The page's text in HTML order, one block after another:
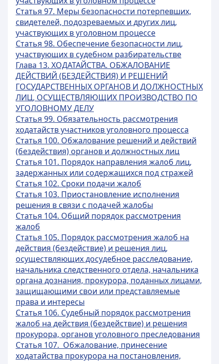
Статья 97. Меры безопасности потерпевших,
свидетелей, подозреваемых и других лиц,
участвующих в уголовном процессе
Статья 98. Обеспечение безопасности лиц,
участвующих в судебном разбирательстве
Глава 13. ХОДАТАЙСТВА. ОБЖАЛОВАНИЕ
ДЕЙСТВИЙ (БЕЗДЕЙСТВИЯ) И РЕШЕНИЙ
ГОСУДАРСТВЕННЫХ ОРГАНОВ И ДОЛЖНОСТНЫХ
ЛИЦ, ОСУЩЕСТВЛЯЮЩИХ ПРОИЗВОДСТВО ПО
УГОЛОВНОМУ ДЕЛУ
Статья 99. Обязательность рассмотрения
ходатайств участников уголовного процесса
Статья 100. Обжалование решений и действий
(бездействия) органов и должностных лиц
Статья 101. Порядок направления жалоб лиц,
задержанных или содержащихся под стражей
Статья 102. Сроки подачи жалоб
Статья 103. Приостановление исполнения
решения в связи с подачей жалобы
Статья 104. Общий порядок рассмотрения
жалоб
Статья 105. Порядок рассмотрения жалоб на
действия (бездействие) и решения лиц,
осуществляющих досудебное расследование,
начальника следственного отдела, начальника
органа дознания, прокурора, поданных лицами,
защищающими свои или представляемые
права и интересы
Статья 106. Судебный порядок рассмотрения
жалоб на действия (бездействие) и решения
прокурора, органов уголовного преследования
Статья 107. Обжалование, принесение
ходатайства прокурора на постановления,